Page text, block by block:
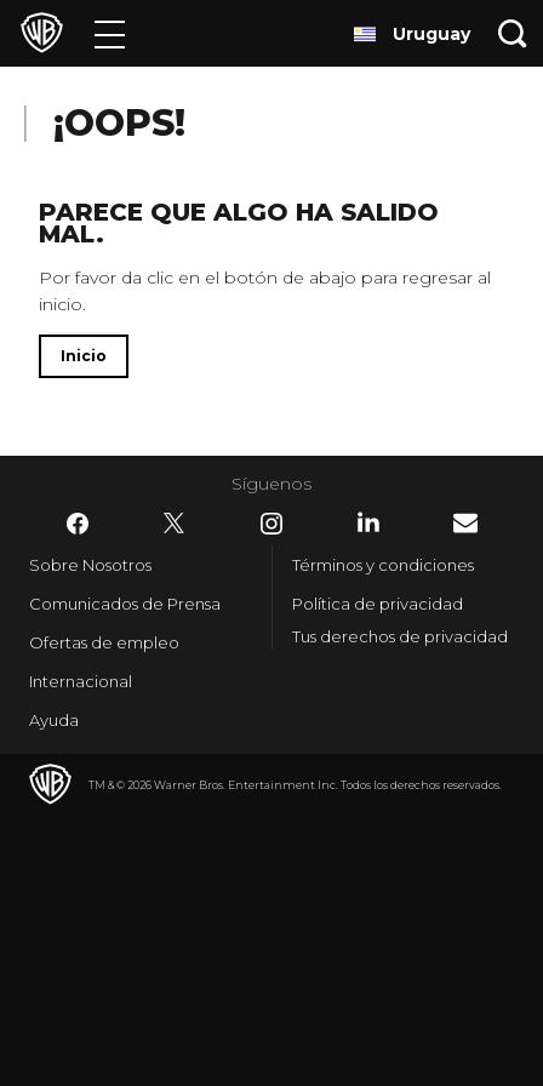
Películas
Franquicias
Colecciones
Noticias
HBO Max
Uruguay
¡OOPS!
PARECE QUE ALGO HA SALIDO
MAL.
Por favor da clic en el botón de abajo para regresar al
inicio.
Inicio
TM & © 2026 Warner Bros. Entertainment Inc. Todos los derechos reservados.
Síguenos
Sobre Nosotros
Comunicados de Prensa
Ofertas de empleo
Internacional
Ayuda
Términos y condiciones
Política de privacidad
Tus derechos de privacidad